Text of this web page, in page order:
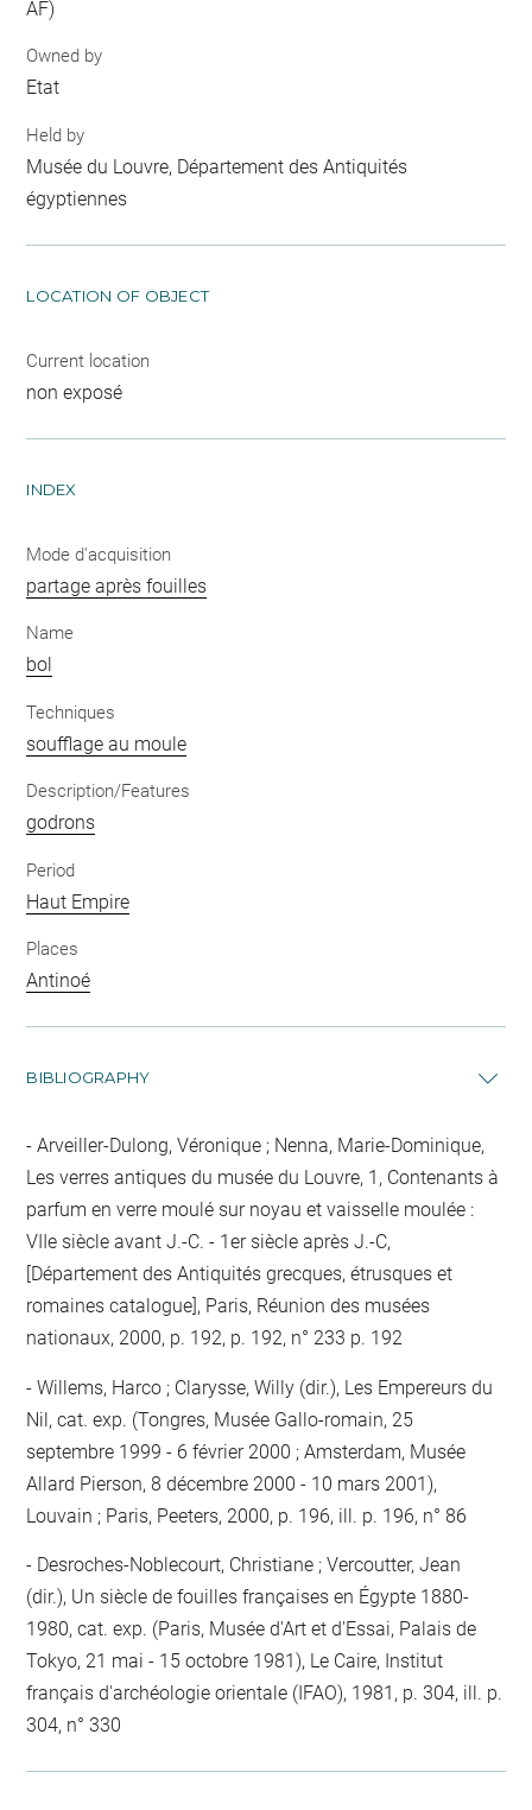
AF)
Owned by
Etat
Held by
Musée du Louvre, Département des Antiquités
égyptiennes
LOCATION OF OBJECT
Current location
non exposé
INDEX
Mode d'acquisition
partage après fouilles
Name
bol
Techniques
soufflage au moule
Description/Features
godrons
Period
Haut Empire
Places
Antinoé
BIBLIOGRAPHY
Arveiller-Dulong, Véronique ; Nenna, Marie-Dominique,
Les verres antiques du musée du Louvre, 1, Contenants à
parfum en verre moulé sur noyau et vaisselle moulée :
VIIe siècle avant J.-C. - 1er siècle après J.-C,
[Département des Antiquités grecques, étrusques et
romaines catalogue], Paris, Réunion des musées
nationaux, 2000, p. 192, p. 192, n° 233 p. 192
Willems, Harco ; Clarysse, Willy (dir.), Les Empereurs du
Nil, cat. exp. (Tongres, Musée Gallo-romain, 25
septembre 1999 - 6 février 2000 ; Amsterdam, Musée
Allard Pierson, 8 décembre 2000 - 10 mars 2001),
Louvain ; Paris, Peeters, 2000, p. 196, ill. p. 196, n° 86
Desroches-Noblecourt, Christiane ; Vercoutter, Jean
(dir.), Un siècle de fouilles françaises en Égypte 1880-
1980, cat. exp. (Paris, Musée d'Art et d'Essai, Palais de
Tokyo, 21 mai - 15 octobre 1981), Le Caire, Institut
français d'archéologie orientale (IFAO), 1981, p. 304, ill. p.
304, n° 330